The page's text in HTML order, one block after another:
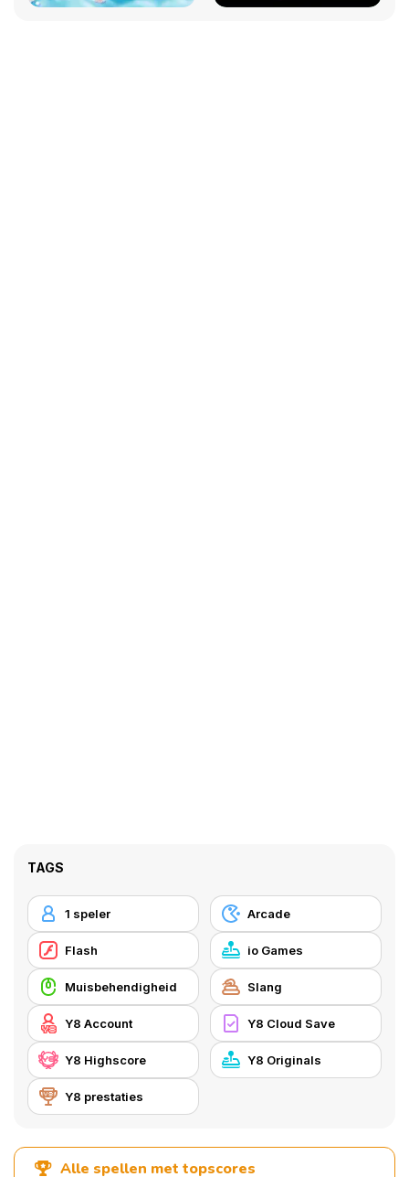
TAGS
1 speler Arcade
Flash io Games
Muisbehendigheid Slang
Y8 Account Y8 Cloud Save
Y8 Highscore Y8 Originals
Y8 prestaties
Alle spellen met topscores